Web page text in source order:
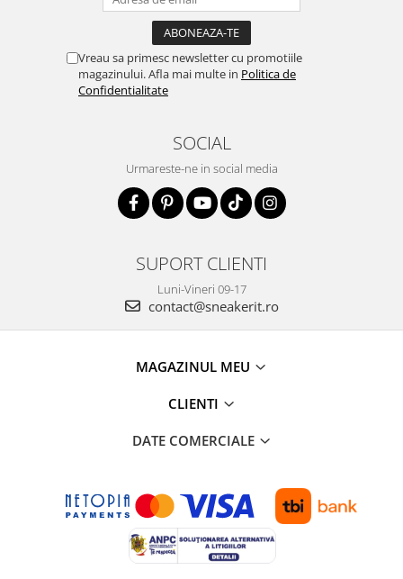
Vreau sa primesc newsletter cu promotiile
magazinului. Afla mai multe in Politica de
Confidentialitate
SOCIAL
Urmareste-ne in social media
SUPORT CLIENTI
Luni-Vineri 09-17
contact@sneakerit.ro
MAGAZINUL MEU
CLIENTI
DATE COMERCIALE